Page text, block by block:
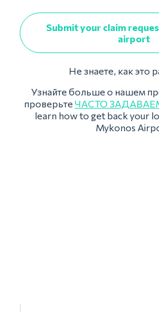
Submit your claim
airport
Не знаете, как это
Узнайте больше о нашем
проверьте ЧАСТО
learn how to get back your
Mykonos